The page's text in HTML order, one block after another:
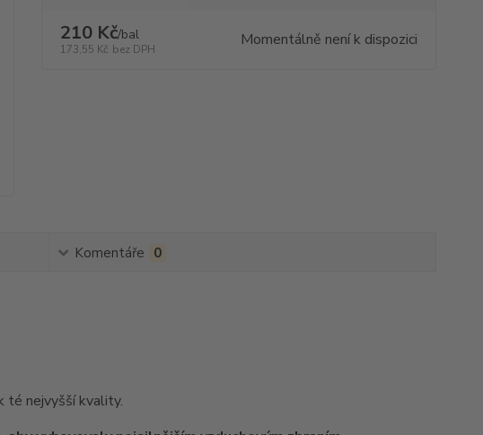
210 Kč/bal
173,55 Kč bez DPH Momentálně není k dispozici
Komentáře 0
té nejvyšší kvality.